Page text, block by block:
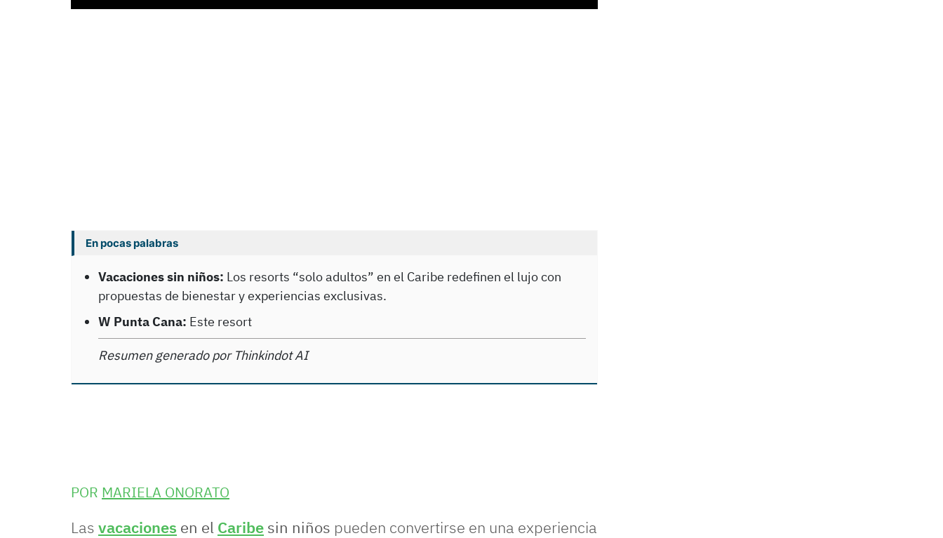
En pocas palabras
Vacaciones sin niños: Los resorts “solo adultos” en el Caribe redefinen el lujo con
propuestas de bienestar y experiencias exclusivas.
W Punta Cana: Este resort
Resumen generado por Thinkindot AI
POR MARIELA ONORATO
Las vacaciones en el Caribe sin niños pueden convertirse en una experiencia